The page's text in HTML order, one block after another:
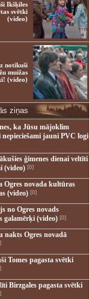
Ikšķiles
svētki
(video)
notikuši
muižas
(video)
ziņas
ka Jūsu mājoklim
nepieciešami jauni PVC logi
ģimenes dienai veltīti
(video)[0]
Ogres novada kultūras
(video)[0]
no Ogres novads
galamērķi (video)[0]
nakts Ogres novadā
Tomes pagasta svētki
Birzgales pagasta svētki